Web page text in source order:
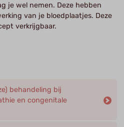
je wel nemen. Deze hebben
van je bloedplaatjes. Deze
verkrijgbaar.
behandeling bij
en congenitale